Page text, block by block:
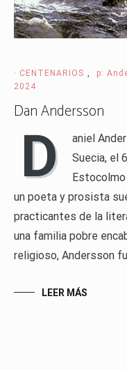
· CENTENARIOS , p:
2024
Dan Andersson
D
aniel
Suecia, el
un poeta y prosista
practicantes de la
una familia pobre
religioso, Andersson
LEER MÁS